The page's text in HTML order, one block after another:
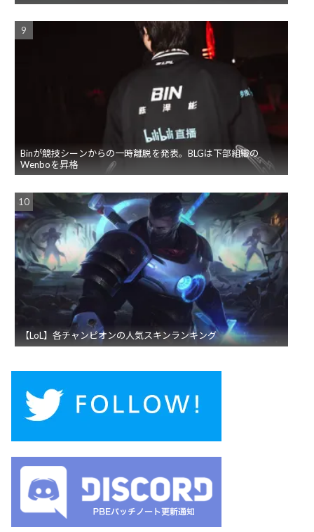
Binが競技シーンからの一時離脱を発表。BLGは下部組織の
Wenboを昇格
【LoL】各チャンピオンの人気スキンランキング